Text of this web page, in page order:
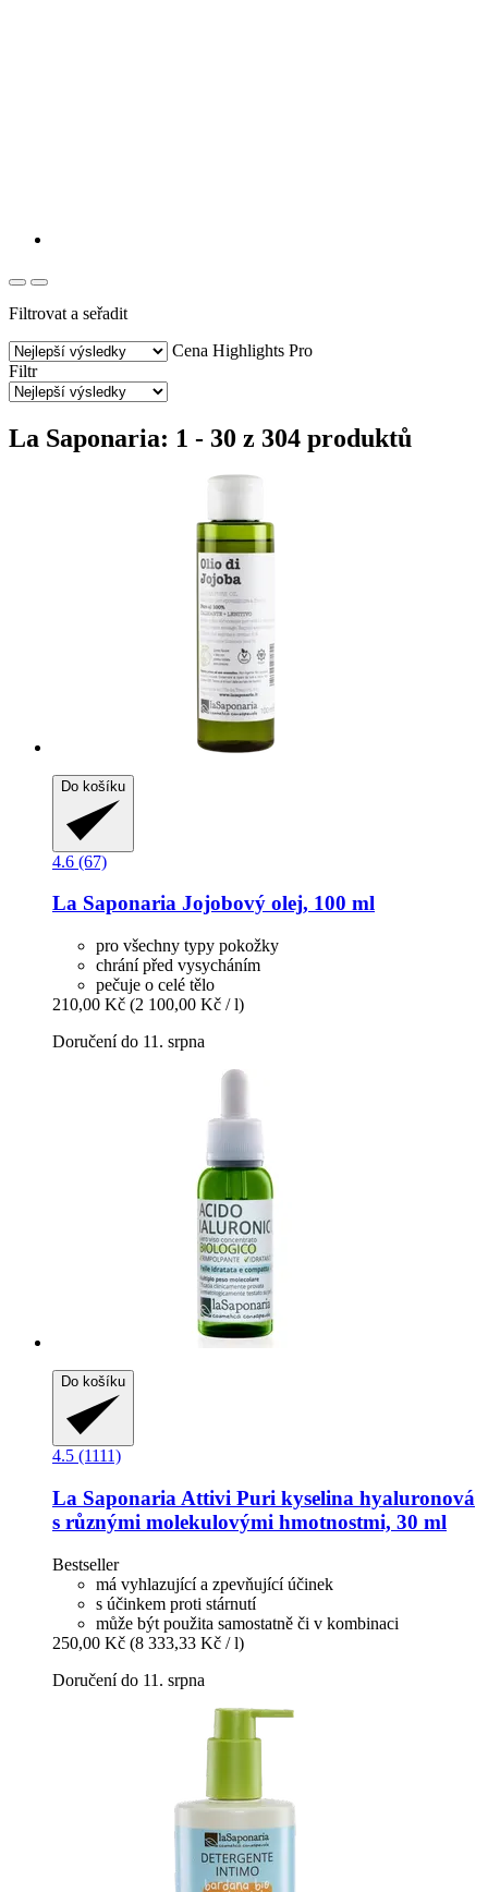
Filtrovat a seřadit
Cena Highlights Pro
Filtr
La Saponaria: 1 - 30 z 304 produktů
Do košíku
4.6 (67)
La Saponaria Jojobový olej, 100 ml
pro všechny typy pokožky
chrání před vysycháním
pečuje o celé tělo
210,00 Kč (2 100,00 Kč / l)
Doručení do 11. srpna
Do košíku
4.5 (1111)
La Saponaria Attivi Puri kyselina hyaluronová
s různými molekulovými hmotnostmi, 30 ml
Bestseller
má vyhlazující a zpevňující účinek
s účinkem proti stárnutí
může být použita samostatně či v kombinaci
250,00 Kč (8 333,33 Kč / l)
Doručení do 11. srpna